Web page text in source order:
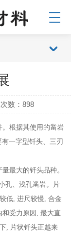
数：898
根据其使用的凿岩
一字型钎头、三刃
最大的钎头品种。
孔、浅孔凿岩。片
低, 进尺较慢, 合金
受力原因, 最大直
, 片状钎头正越来